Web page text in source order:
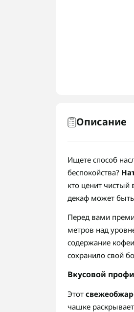
Описание
Ищете способ
беспокойства?
кто ценит чистый
декаф может
Перед вами
метров над
содержание
сохранило свой
Вкусовой
Этот
чашке